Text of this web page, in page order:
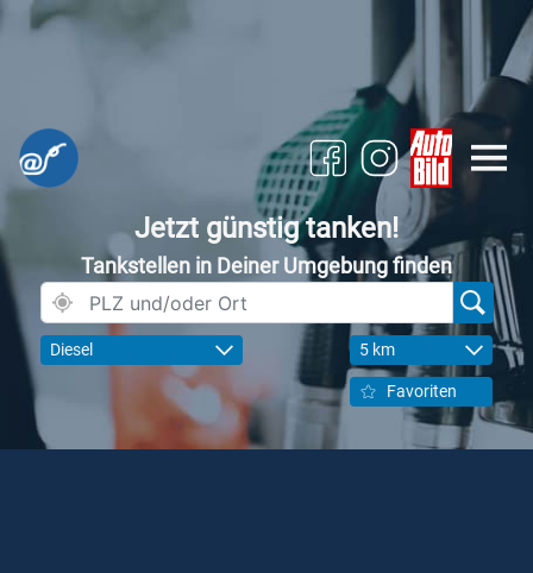
Jetzt günstig tanken!
Tankstellen in Deiner Umgebung finden
Diesel 5 km
Favoriten